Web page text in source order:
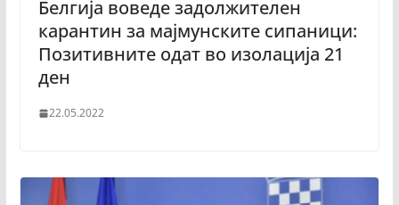
Белгија воведе задолжителен
карантин за мајмунските сипаници:
Позитивните одат во изолација 21
ден
22.05.2022